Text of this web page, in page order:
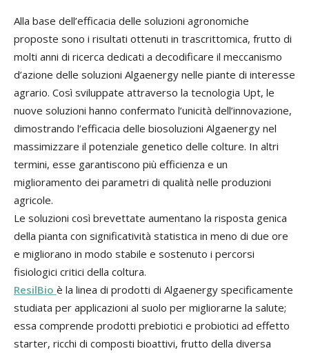
Alla base dell’efficacia delle soluzioni agronomiche
proposte sono i risultati ottenuti in trascrittomica, frutto di
molti anni di ricerca dedicati a decodificare il meccanismo
d’azione delle soluzioni Algaenergy nelle piante di interesse
agrario. Così sviluppate attraverso la tecnologia Upt, le
nuove soluzioni hanno confermato l’unicità dell’innovazione,
dimostrando l’efficacia delle biosoluzioni Algaenergy nel
massimizzare il potenziale genetico delle colture. In altri
termini, esse garantiscono più efficienza e un
miglioramento dei parametri di qualità nelle produzioni
agricole.
Le soluzioni così brevettate aumentano la risposta genica
della pianta con significatività statistica in meno di due ore
e migliorano in modo stabile e sostenuto i percorsi
fisiologici critici della coltura.
ResilBio è la linea di prodotti di Algaenergy specificamente
studiata per applicazioni al suolo per migliorarne la salute;
essa comprende prodotti prebiotici e probiotici ad effetto
starter, ricchi di composti bioattivi, frutto della diversa